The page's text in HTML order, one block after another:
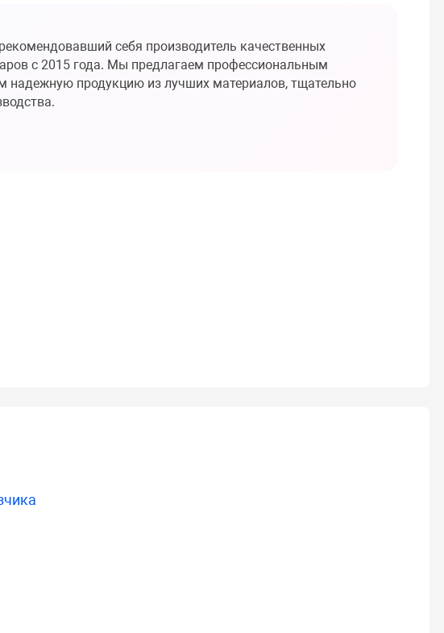
себя производитель качественных
с 2015 года. Мы предлагаем профессиональным
надежную продукцию из лучших материалов, тщательно